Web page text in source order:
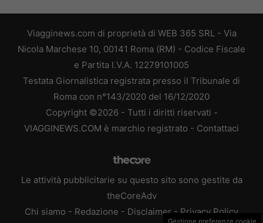
Viagginews.com di proprietà di WEB 365 SRL - Via
Nicola Marchese 10, 00141 Roma (RM) - Codice Fiscale
e Partita I.V.A. 12279101005
Testata Giornalistica registrata presso il Tribunale di
Roma con n°143/2020 del 16/12/2020
Copyright ©2026 - Tutti i diritti riservati -
VIAGGINEWS.COM è marchio registrato - Contattaci
Le attività pubblicitarie su questo sito sono gestite da
theCoreAdv
Chi siamo - Redazione - Disclaimer - Privacy Policy
Gestione preferenze cookie